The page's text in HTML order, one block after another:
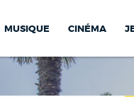
MUSIQUE CINÉMA